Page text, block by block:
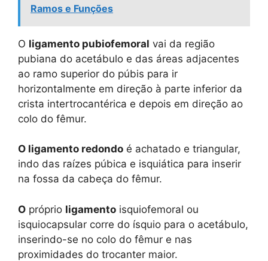
Ramos e Funções
O ligamento pubiofemoral vai da região
pubiana do acetábulo e das áreas adjacentes
ao ramo superior do púbis para ir
horizontalmente em direção à parte inferior da
crista intertrocantérica e depois em direção ao
colo do fêmur.
O ligamento redondo é achatado e triangular,
indo das raízes púbica e isquiática para inserir
na fossa da cabeça do fêmur.
O próprio ligamento isquiofemoral ou
isquiocapsular corre do ísquio para o acetábulo,
inserindo-se no colo do fêmur e nas
proximidades do trocanter maior.